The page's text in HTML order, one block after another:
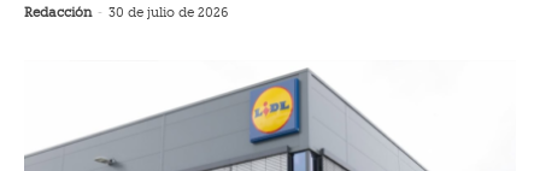
Redacción - 30 de julio de 2026